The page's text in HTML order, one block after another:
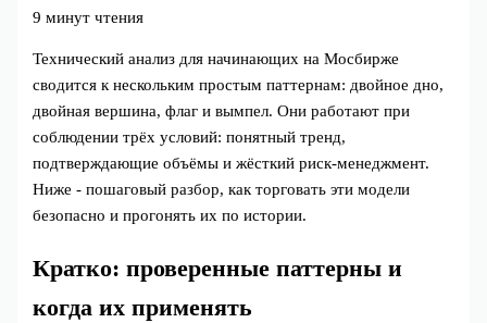
9 минут чтения
Технический анализ для начинающих на Мосбирже
сводится к нескольким простым паттернам: двойное дно,
двойная вершина, флаг и вымпел. Они работают при
соблюдении трёх условий: понятный тренд,
подтверждающие объёмы и жёсткий риск‑менеджмент.
Ниже - пошаговый разбор, как торговать эти модели
безопасно и прогонять их по истории.
Кратко: проверенные паттерны и
когда их применять